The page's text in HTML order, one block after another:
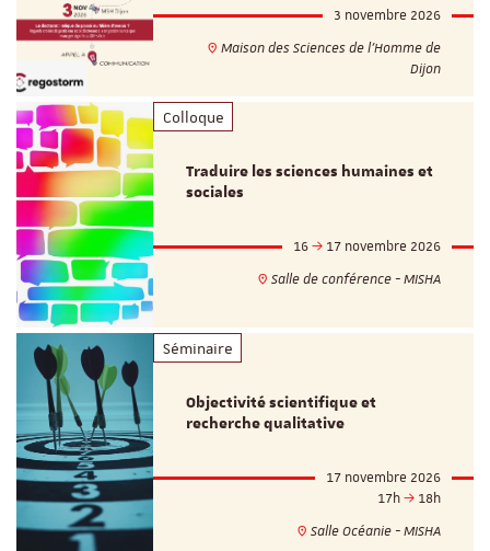
3 novembre 2026
Maison des Sciences de l'Homme de
Dijon
Colloque
Traduire les sciences humaines et
sociales
16
17 novembre 2026
Salle de conférence - MISHA
Séminaire
Objectivité scientifique et
recherche qualitative
17 novembre 2026
17h
18h
Salle Océanie - MISHA